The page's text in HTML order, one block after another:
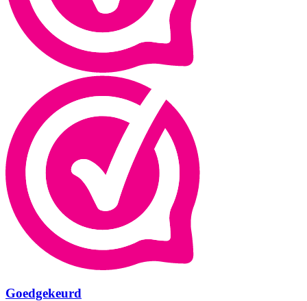
Goedgekeurd